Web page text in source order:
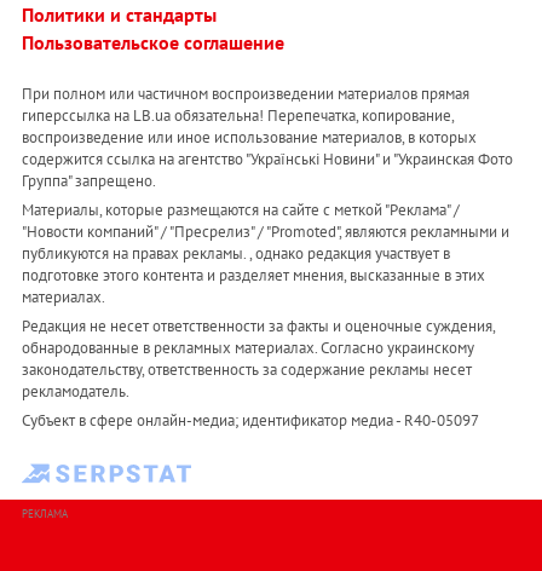
Политики и стандарты
Пользовательское соглашение
При полном или частичном воспроизведении материалов прямая
гиперссылка на LB.ua обязательна! Перепечатка, копирование,
воспроизведение или иное использование материалов, в которых
содержится ссылка на агентство "Українськi Новини" и "Украинская Фото
Группа" запрещено.
Материалы, которые размещаются на сайте с меткой "Реклама" /
"Новости компаний" / "Пресрелиз" / "Promoted", являются рекламными и
публикуются на правах рекламы. , однако редакция участвует в
подготовке этого контента и разделяет мнения, высказанные в этих
материалах.
Редакция не несет ответственности за факты и оценочные суждения,
обнародованные в рекламных материалах. Согласно украинскому
законодательству, ответственность за содержание рекламы несет
рекламодатель.
Субъект в сфере онлайн-медиа; идентификатор медиа - R40-05097
РЕКЛАМА